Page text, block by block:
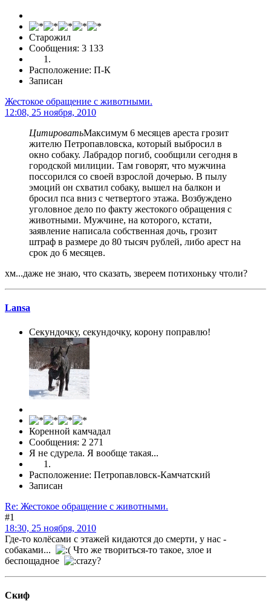
Старожил
Сообщения: 3 133
Расположение: П-К
Записан
Жестокое обращение с животными.
12:08, 25 ноября, 2010
ЦитироватьМаксимум 6 месяцев ареста грозит
жителю Петропавловска, который выбросил в
окно собаку. Лабрадор погиб, сообщили сегодня в
городской милиции. Там говорят, что мужчина
поссорился со своей взрослой дочерью. В пылу
эмоций он схватил собаку, вышел на балкон и
бросил пса вниз с четвертого этажа. Возбуждено
уголовное дело по факту жестокого обращения с
животными. Мужчине, на которого, кстати,
заявление написала собственная дочь, грозит
штраф в размере до 80 тысяч рублей, либо арест на
срок до 6 месяцев.
хм...даже не знаю, что сказать, звереем потихоньку чтоли?
Lansa
Секундочку, секундочку, корону поправлю!
Коренной камчадал
Сообщения: 2 271
Я не сдурела. Я вообще такая...
Расположение: Петропавловск-Камчатский
Записан
Re: Жестокое обращение с животными.
#1
18:30, 25 ноября, 2010
Где-то колёсами с этажей кидаются до смерти, у нас -
собаками...
Что же твориться-то такое, злое и
беспощадное
?
Скиф